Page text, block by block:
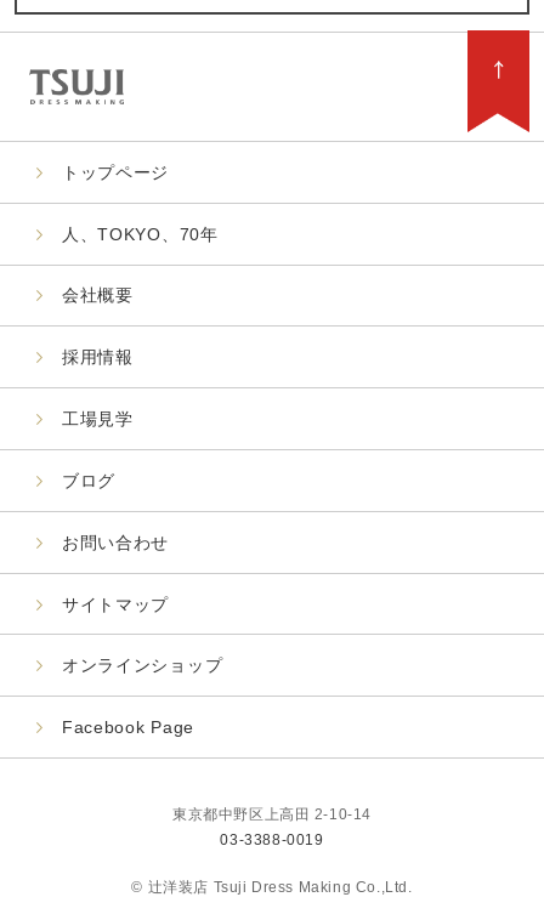
トップページ
人、TOKYO、70年
会社概要
採用情報
工場見学
ブログ
お問い合わせ
サイトマップ
オンラインショップ
Facebook Page
東京都中野区上高田 2-10-14
03-3388-0019
© 辻洋装店 Tsuji Dress Making Co.,Ltd.